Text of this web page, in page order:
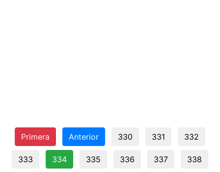
Primera Anterior 330 331 332
333 334 335 336 337 338